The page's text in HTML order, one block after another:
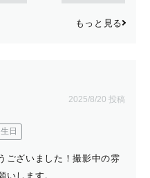
もっと見る
2025/8/20 投稿
日
ございました！撮影中の雰
いします。